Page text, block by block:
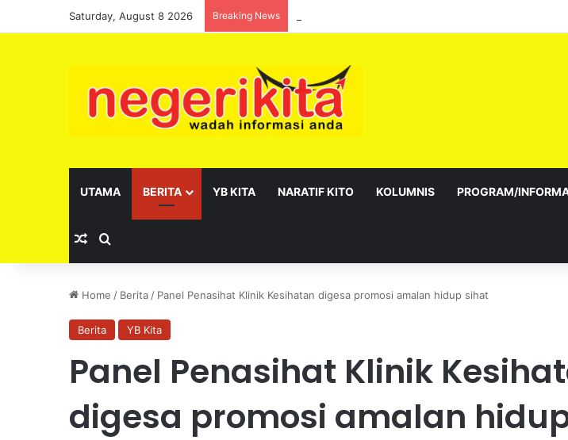
Saturday, August 8 2026 Breaking News
UTAMA BERITA YB KITA NARATIF KITO KOLUMNIS PROGRAM/
Random Article
Home / Berita / Panel Penasihat Klinik Kesihatan digesa promosi amalan hidup sihat
Berita YB Kita
Panel Penasihat Klinik
digesa promosi amalan